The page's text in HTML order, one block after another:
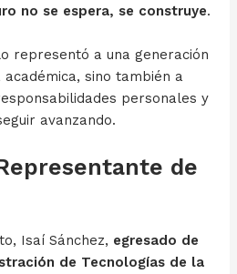
no se espera, se construye.
representó a una generación
sino también a
personales y
avanzando.
de
Isaí Sánchez, egresado de
de Tecnologías de la